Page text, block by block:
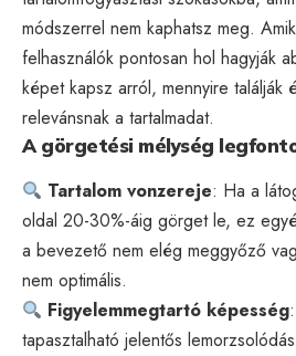
módszerrel nem kaphatsz meg.
felhasználók pontosan hol hagyják
képet kapsz arról, mennyire találják
relevánsnak a tartalmadat.
A görgetési mélység
Tartalom vonzereje: Ha a
oldal 20-30%-áig görget le, ez
a bevezető nem elég meggyőző
nem optimális.
Figyelemmegtartó képesség
tapasztalható jelentős